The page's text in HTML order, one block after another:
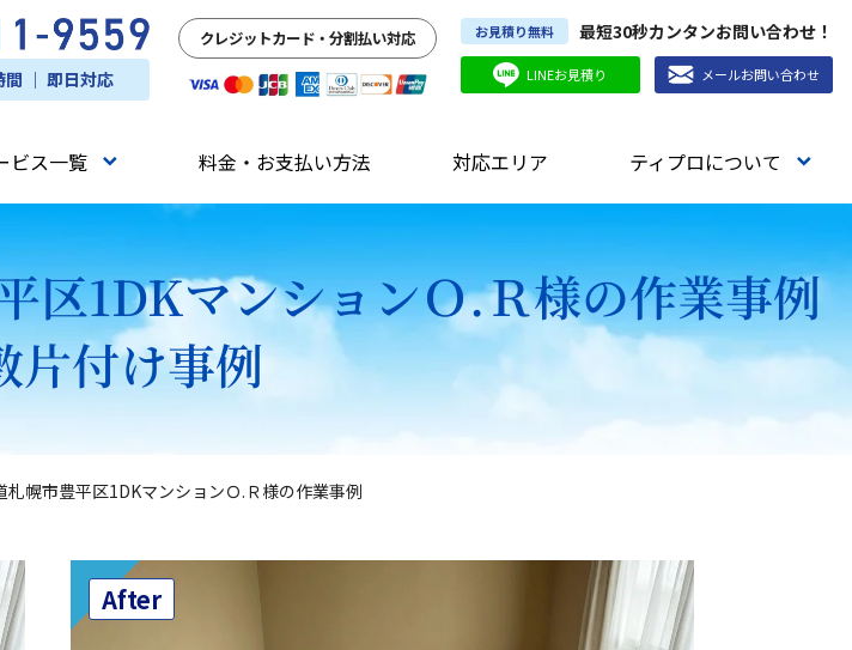
｜ 即日対応
クレジットカード・分割払い対応 お見積り無料 最短30秒カンタンお問い合わせ！
LINEお見積り メールお問い合わせ
ビス一覧 料金・お支払い方法 対応エリア ティプロについて
区1DKマンションＯ.Ｒ様の作業事例
片付け事例
札幌市豊平区1DKマンションＯ.Ｒ様の作業事例
After